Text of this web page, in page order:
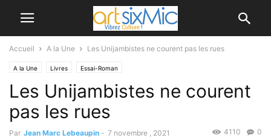
Accueil A la Une Les Unijambistes ne courent pas les rues
A la Une Livres Essai-Roman
Les Unijambistes ne courent
pas les rues
Par Jean Marc Lebeaupin - 7 novembre , 2021 0
4110